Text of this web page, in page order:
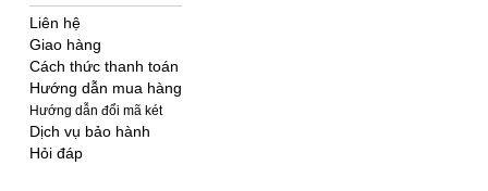
Liên hệ
Giao hàng
Cách thức thanh toán
Hướng dẫn mua hàng
Hướng dẫn đổi mã két
Dịch vụ bảo hành
Hỏi đáp